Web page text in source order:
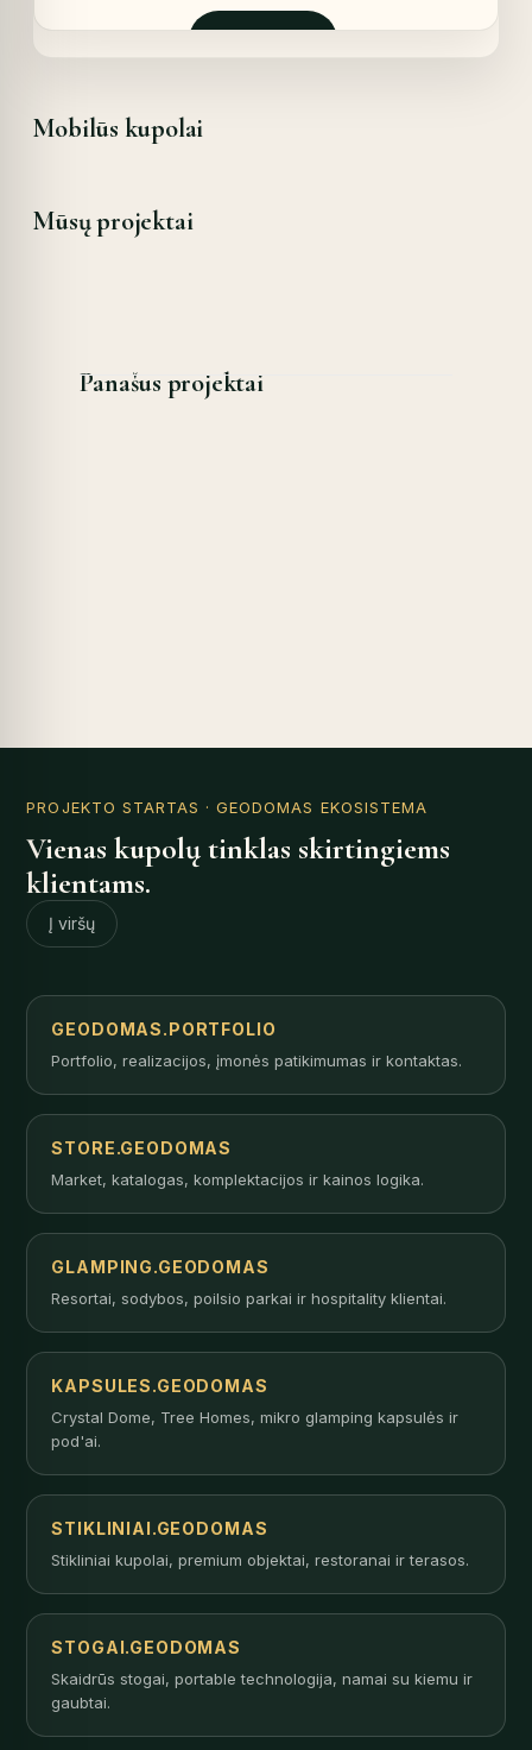
was:
Mobilūs kupolai
Mūsų projektai
Panašus projektai
PROJEKTO STARTAS · GEODOMAS EKOSISTEMA
Vienas kupolų tinklas skirtingiems
klientams.
Į viršų
GEODOMAS.PORTFOLIO
Portfolio, realizacijos, įmonės patikimumas ir kontaktas.
STORE.GEODOMAS
Market, katalogas, komplektacijos ir kainos logika.
GLAMPING.GEODOMAS
Resortai, sodybos, poilsio parkai ir hospitality klientai.
KAPSULES.GEODOMAS
Crystal Dome, Tree Homes, mikro glamping kapsulės ir
pod'ai.
STIKLINIAI.GEODOMAS
Stikliniai kupolai, premium objektai, restoranai ir terasos.
STOGAI.GEODOMAS
Skaidrūs stogai, portable technologija, namai su kiemu ir
gaubtai.